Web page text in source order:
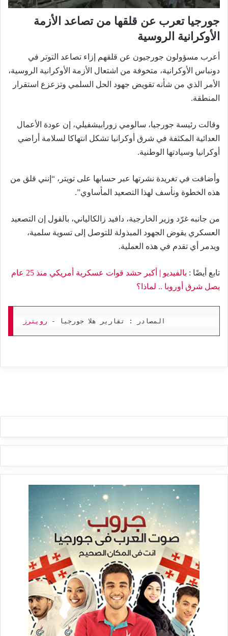
جورجيا تعرب عن قلقها من تصاعد الأزمة
الأوكرانية الروسية
أعرب مسؤولون جورجيون عن قلقهم إزاء تصاعد التوتر في
دونباس الأوكرانية، متخوفة من اشتعال الأزمة الأوكرانية الروسية،
الأمر الذي من شأنه تقويض جهود الحل السلمي وتزعزع استقرار
المنطقة.
وقالت رئيسة جورجيا، سالومي زورابيشفيلي، إن عودة الأعمال
العدائية المكثفة في شرق أوكرانيا تشكل انتهاكا لسلامة أراضي
أوكرانيا وسيادتها الوطنية.
وأضافت في تغريدة نشرتها عبر حسابها على تويتر، “إنني قلق من
هذه الخطوة ونأسف لهذا التصعيد المأساوي”.
من جانبه غرّد وزير الخارجية، دافيد زالكالياني، بالقول إن التصعيد
العسكري يقوض الجهود المبذولة للتوصل إلى تسوية سلمية،
ويدمر أي تقدم في هذه العملية.
تابع أيضًا :
بالفيديو | أكبر حشد قوات عسكرية أمريكي منذ 25 عام
يصل شرق أوروبا .. لماذا؟
المصادر : تقارير هلا جورجيا - رويترز